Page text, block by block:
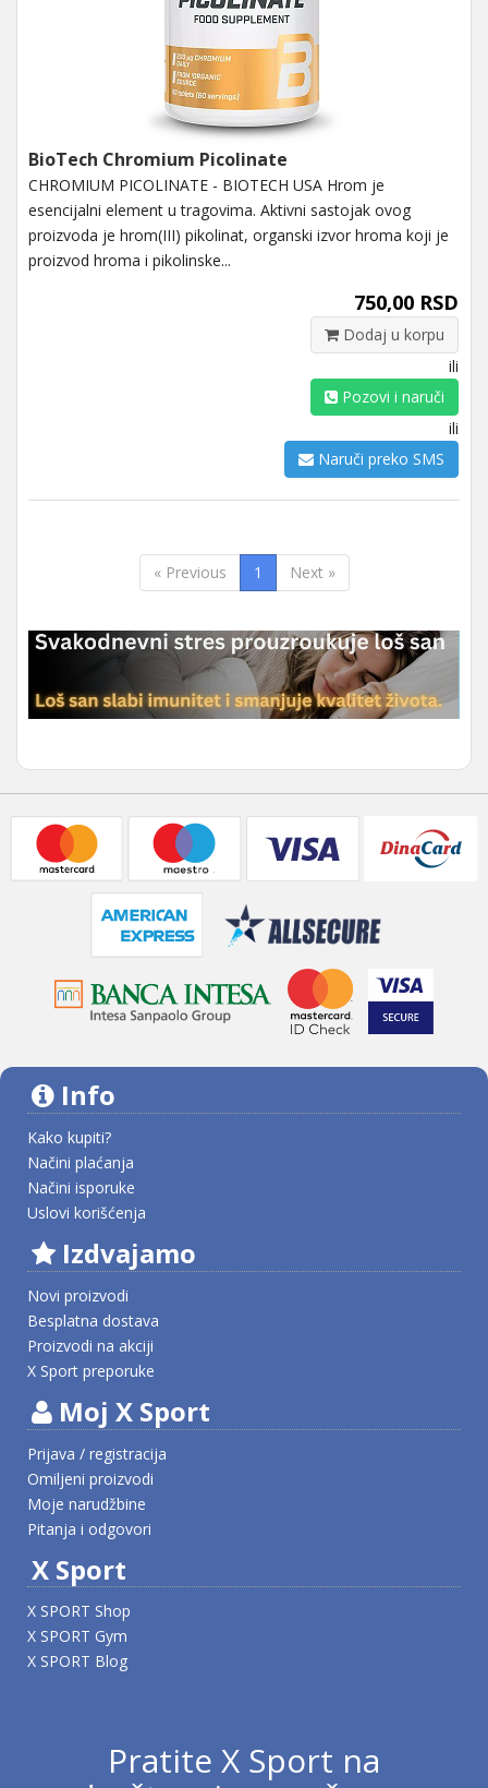
BioTech Chromium Picolinate
CHROMIUM PICOLINATE - BIOTECH USA Hrom je
esencijalni element u tragovima. Aktivni sastojak ovog
proizvoda je hrom(III) pikolinat, organski izvor hroma koji je
proizvod hroma i pikolinske...
750,00 RSD
Dodaj u korpu
ili
Pozovi i naruči
ili
Naruči preko SMS
« Previous 1 Next »
Info
Kako kupiti?
Načini plaćanja
Načini isporuke
Uslovi korišćenja
Izdvajamo
Novi proizvodi
Besplatna dostava
Proizvodi na akciji
X Sport preporuke
Moj X Sport
Prijava / registracija
Omiljeni proizvodi
Moje narudžbine
Pitanja i odgovori
X Sport
X SPORT Shop
X SPORT Gym
X SPORT Blog
Pratite X Sport na